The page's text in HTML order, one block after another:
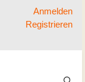
Anmelden
Registrieren